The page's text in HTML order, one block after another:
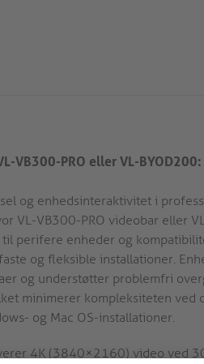
VB300-PRO eller VL-BYOD200:
og enhedsinteraktivitet i
VL-VB300-PRO videobar eller
perifere enheder og
og fleksible installationer.
og understøtter problemfri
minimerer kompleksiteten ved
og Mac OS-installationer.
4K (3840×2160) video ved